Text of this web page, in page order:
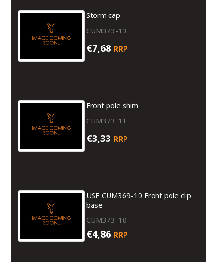
Storm cap
CUM373-13
€7,68 RRP
Front pole shim
CUM373-11
€3,33 RRP
USE CUM369-10 Front pole clip
base
CUM373-10
€4,86 RRP